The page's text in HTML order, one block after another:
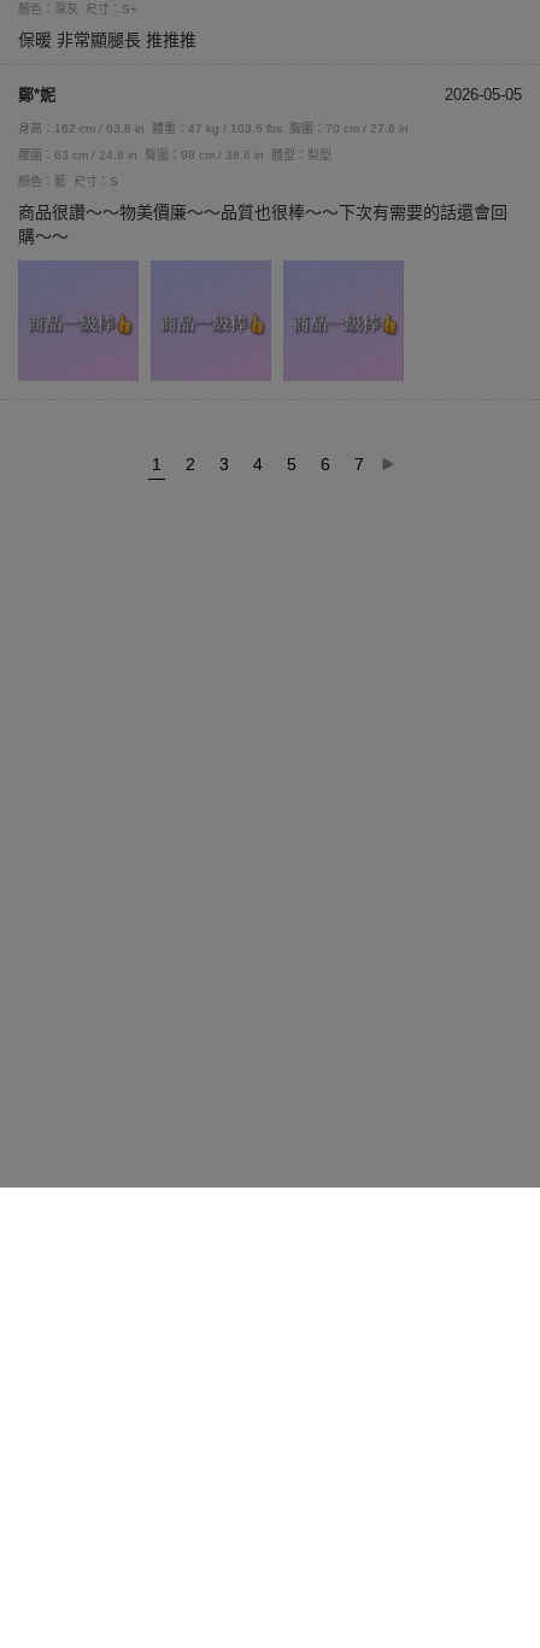
顏色：深灰
尺寸：S+
保暖 非常顯腿長 推推推
鄭*妮 2026-05-05
身高：162 cm / 63.8 in 體重：47 kg / 103.6 lbs
胸圍：70 cm / 27.6 in
腰圍：63 cm / 24.8 in
臀圍：98 cm / 38.6 in
體型：梨型
顏色：藍
尺寸：S
商品很讚～～物美價廉～～品質也很棒～～下次有需要的話還會回
購～～
1 2 3 4 5 6 7